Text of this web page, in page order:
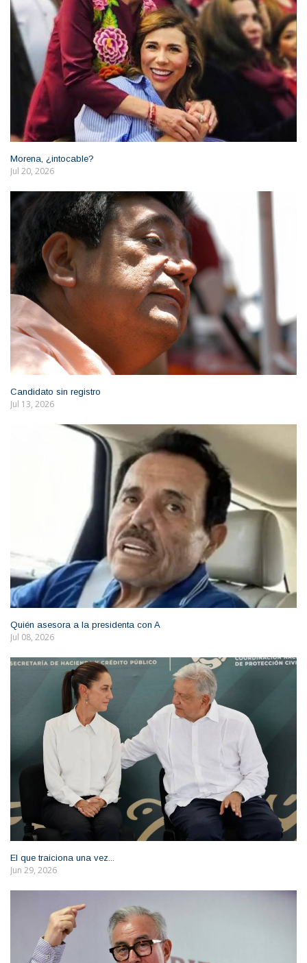
Morena, ¿intocable?
Jul 20, 2026
Candidato sin registro
Jul 13, 2026
Quién asesora a la presidenta con A
Jul 08, 2026
El que traiciona una vez...
Jun 29, 2026